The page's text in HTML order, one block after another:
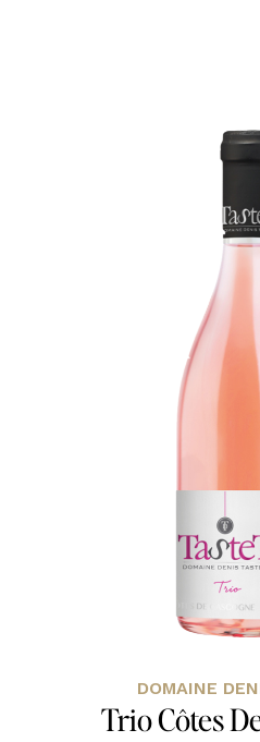
DOMAINE
Trio Côtes